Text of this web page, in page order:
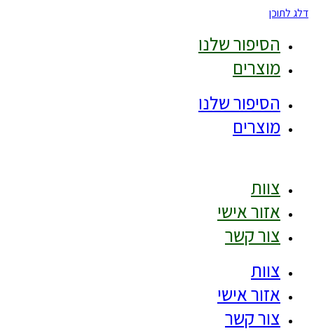
דלג לתוכן
הסיפור שלנו
מוצרים
הסיפור שלנו
מוצרים
צוות
אזור אישי
צור קשר
צוות
אזור אישי
צור קשר